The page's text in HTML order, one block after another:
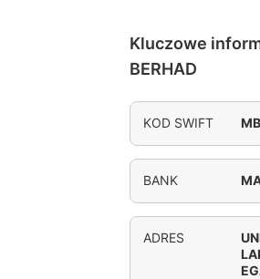
Kluczowe
BERHAD
KOD SWIFT
BANK
ADRES